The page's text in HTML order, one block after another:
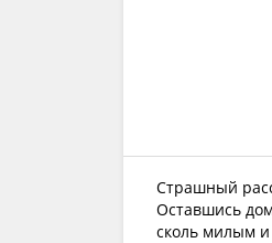
Страшный
Оставшись
сколь милым